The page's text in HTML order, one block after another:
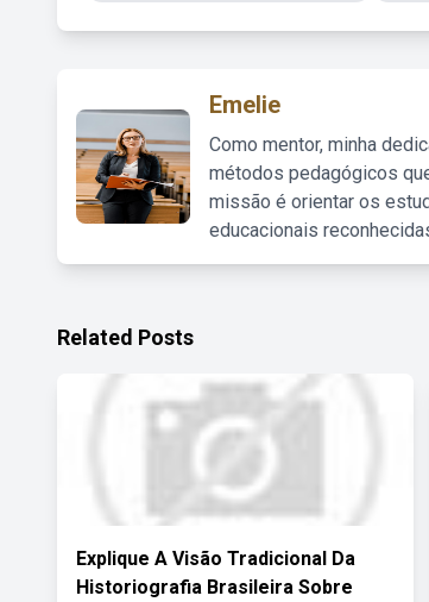
Emelie
Como mentor, minha
métodos pedagógicos
missão é orientar os
educacionais
Related Posts
Explique A Visão Tradicional Da
Historiografia Brasileira Sobre